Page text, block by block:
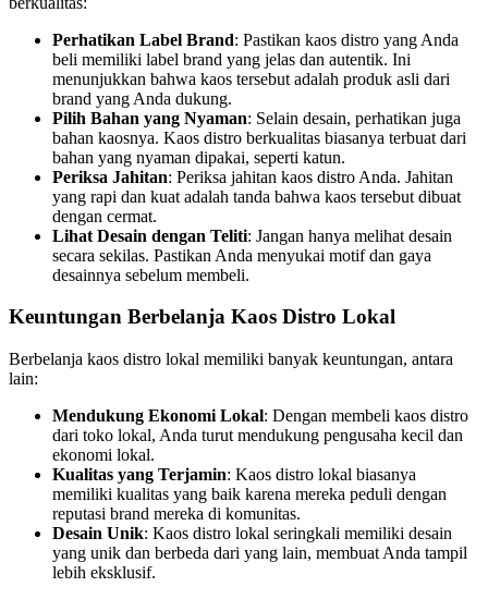
Perhatikan Label Brand: Pastikan kaos distro yang Anda
beli memiliki label brand yang jelas dan autentik. Ini
menunjukkan bahwa kaos tersebut adalah produk asli dari
brand yang Anda dukung.
Pilih Bahan yang Nyaman: Selain desain, perhatikan juga
bahan kaosnya. Kaos distro berkualitas biasanya terbuat dari
bahan yang nyaman dipakai, seperti katun.
Periksa Jahitan: Periksa jahitan kaos distro Anda. Jahitan
yang rapi dan kuat adalah tanda bahwa kaos tersebut dibuat
dengan cermat.
Lihat Desain dengan Teliti: Jangan hanya melihat desain
secara sekilas. Pastikan Anda menyukai motif dan gaya
desainnya sebelum membeli.
Keuntungan Berbelanja Kaos Distro Lokal
Berbelanja kaos distro lokal memiliki banyak keuntungan, antara
lain:
Mendukung Ekonomi Lokal: Dengan membeli kaos distro
dari toko lokal, Anda turut mendukung pengusaha kecil dan
ekonomi lokal.
Kualitas yang Terjamin: Kaos distro lokal biasanya
memiliki kualitas yang baik karena mereka peduli dengan
reputasi brand mereka di komunitas.
Desain Unik: Kaos distro lokal seringkali memiliki desain
yang unik dan berbeda dari yang lain, membuat Anda tampil
lebih eksklusif.